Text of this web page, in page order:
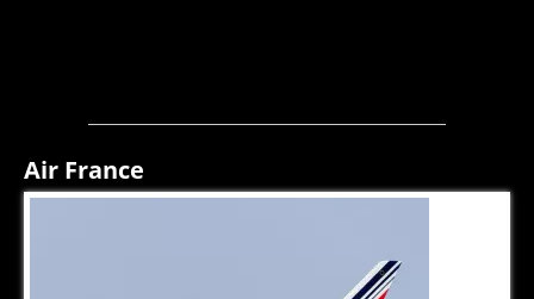
Air France